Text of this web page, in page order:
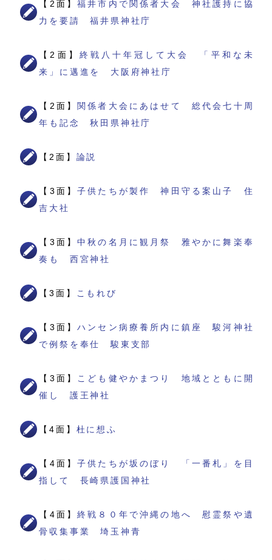
【2面】福井市内で関係者大会 神社護持に協
力を要請 福井県神社庁
【2面】 終戦八十年冠して大会 「平和な未
来」に邁進を 大阪府神社庁
【2面】 関係者大会にあはせて 総代会七十周
年も記念 秋田県神社庁
【2面】 論説
【3面】子供たちが製作 神田守る案山子 住
吉大社
【3面】中秋の名月に観月祭 雅やかに舞楽奉
奏も 西宮神社
【3面】 こもれび
【3面】ハンセン病療養所内に鎮座 駿河神社
で例祭を奉仕 駿東支部
【3面】
こども健やかまつり 地域とともに開
催し 護王神社
【4面】 杜に想ふ
【4面】子供たちが坂のぼり 「一番札」を目
指して 長崎県護国神社
【4面】終戦８０年で沖縄の地へ 慰霊祭や遺
骨収集事業 埼玉神青